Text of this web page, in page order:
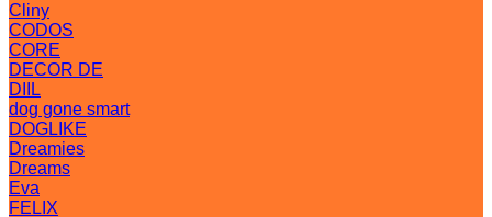
Cliny
CODOS
CORE
DECOR DE
DIIL
dog gone smart
DOGLIKE
Dreamies
Dreams
Eva
FELIX